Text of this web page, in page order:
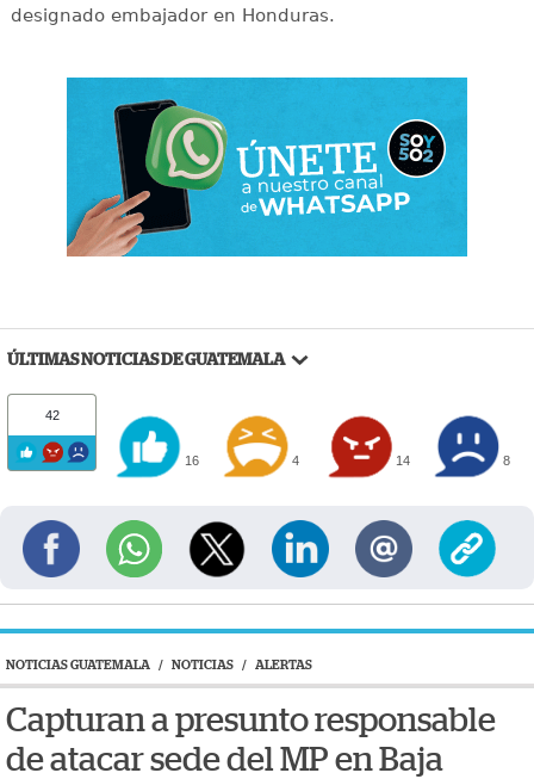
designado embajador en Honduras.
ÚLTIMAS NOTICIAS DE GUATEMALA
42
16 4 14 8
NOTICIAS GUATEMALA / NOTICIAS / ALERTAS
Capturan a presunto responsable
de atacar sede del MP en Baja